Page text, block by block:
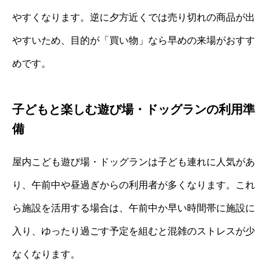
やすくなります。逆に夕方近くでは売り切れの商品が出
やすいため、目的が「買い物」なら早めの来場がおすす
めです。
子どもと楽しむ遊び場・ドッグランの利用準
備
屋内こども遊び場・ドッグランは子ども連れに人気があ
り、午前中や昼過ぎからの利用者が多くなります。これ
ら施設を活用する場合は、午前中か早い時間帯に施設に
入り、ゆったり過ごす予定を組むと混雑のストレスが少
なくなります。